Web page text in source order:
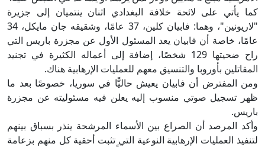
كما يأتي على لائحة خلافة البغدادي اثنان ينتميان إلى جزيرة
"لاريونين"، وهما: فابيان كلين، 37 عامًا، وشقيقه جان مايكل، 34
عامًا، خاصة أن فابيان يعد المسئول الأول عن مجزرة باريس التي
راح ضحيتها 129 شخصًا، إضافة إلى أعماله الكثيرة في تجنيد
المقاتلين بأوروبا والتنسيق معهم للعمليات الإرهابية هناك.
ومن المفترض أن فابيان يعيش حاليًّا في سوريا، خصوصًا بعد ما
ظهر تسجيل صوتي منسوب إليه يعلن فيه مسئوليته عن مجزرة
باريس.
وأكد المرصد أن الصراع بين الأسماء المرشحة ينذر بسباق بينهم
لتنفيذ العمليات الإرهابية النوعية التي تثبت أحقية كل منهم بزعامة